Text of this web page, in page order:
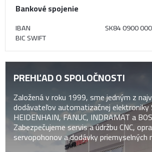
Bankové spojenie
IBAN SK84 0900
BIC SWIFT
PREHĽAD O SPOLOČNOSTI
Založená v roku 1999, sme jedným z
dodávateľov automatizačnej elektroniky
HEIDENHAIN, FANUC, INDRAMAT a
Zabezpečujeme servis a údržbu CNC,
servopohonov a dodávky priemyselných